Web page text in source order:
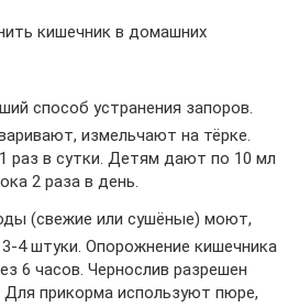
кишечник в домашних
способ устранения запоров.
измельчают на тёрке.
раз в сутки. Детям дают по 10 мл
2 раза в день.
(свежие или сушёные) моют,
4 штуки. Опорожнение кишечника
6 часов. Чернослив разрешен
прикорма используют пюре,